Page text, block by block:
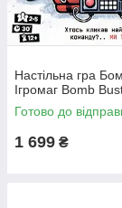
Настільна гра
Ігромаг Bomb
Готово до
1 699 ₴